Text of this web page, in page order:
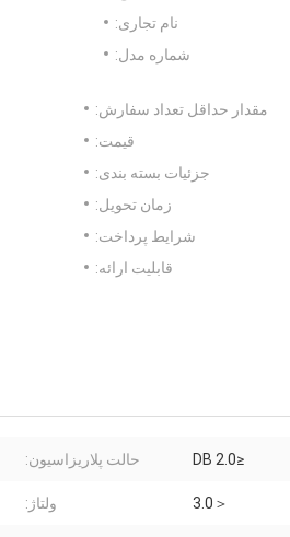
نام تجاری:
شماره مدل:
مقدار حداقل تعداد سفارش:
قیمت:
جزئیات بسته بندی:
زمان تحویل:
شرایط پرداخت:
قابلیت ارائه:
≤2.0 DB حالت پلاریزاسیون:
＜3.0 ولتاژ: